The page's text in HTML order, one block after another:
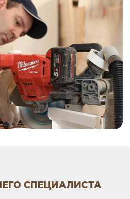
СПЕЦИАЛИСТА